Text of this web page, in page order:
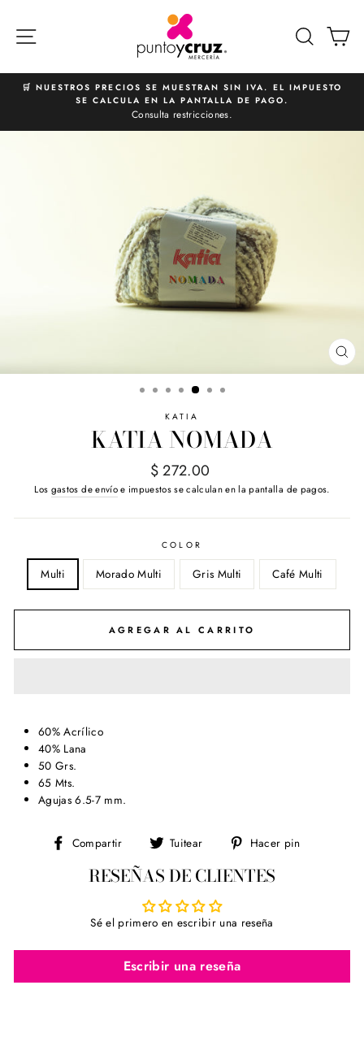
directamente
diapositivas
🛒 NUESTROS PRECIOS SE MUESTRAN SIN IVA. EL IMPUESTO
SE CALCULA EN LA PANTALLA DE PAGO.
Consulta restricciones.
KATIA
KATIA NOMADA
Precio
habitual
$ 272.00
Los gastos de envíoe impuestos se calculan en la pantalla de pagos.
COLOR
Multi Morado Multi Gris Multi Café Multi
AGREGAR AL CARRITO
60% Acrílico
40% Lana
50 Grs.
65 Mts.
Agujas 6.5-7 mm.
Compartir
Compartir
Facebook
Tuitear
Tuitear
Twitter
Hacer pin
RESEÑAS DE CLIENTES
Sé el primero en escribir una reseña
Escribir una reseña